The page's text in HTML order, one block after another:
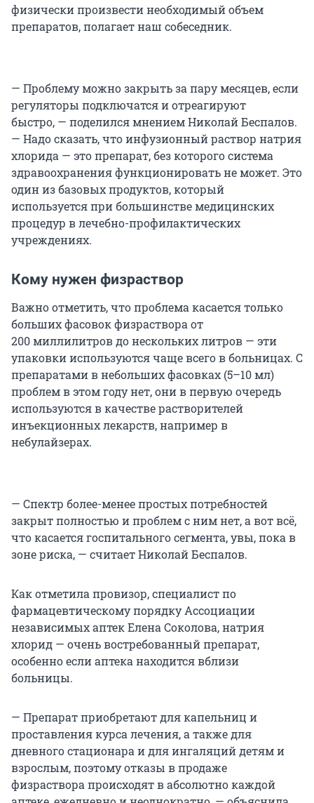
физически произвести необходимый объем
препаратов, полагает наш собеседник.
— Проблему можно закрыть за пару месяцев, если
регуляторы подключатся и отреагируют
быстро, — поделился мнением Николай Беспалов.
— Надо сказать, что инфузионный раствор натрия
хлорида — это препарат, без которого система
здравоохранения функционировать не может. Это
один из базовых продуктов, который
используется при большинстве медицинских
процедур в лечебно-профилактических
учреждениях.
Кому нужен физраствор
Важно отметить, что проблема касается только
больших фасовок физраствора от
200 миллилитров до нескольких литров — эти
упаковки используются чаще всего в больницах. С
препаратами в небольших фасовках (5–10 мл)
проблем в этом году нет, они в первую очередь
используются в качестве растворителей
инъекционных лекарств, например в
небулайзерах.
— Спектр более-менее простых потребностей
закрыт полностью и проблем с ним нет, а вот всё,
что касается госпитального сегмента, увы, пока в
зоне риска, — считает Николай Беспалов.
Как отметила провизор, специалист по
фармацевтическому порядку Ассоциации
независимых аптек Елена Соколова, натрия
хлорид — очень востребованный препарат,
особенно если аптека находится вблизи
больницы.
— Препарат приобретают для капельниц и
проставления курса лечения, а также для
дневного стационара и для ингаляций детям и
взрослым, поэтому отказы в продаже
физраствора происходят в абсолютно каждой